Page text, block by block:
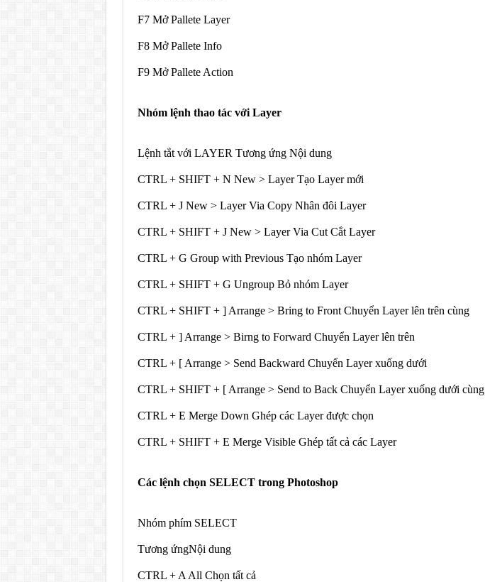
F7 Mở Pallete Layer
F8 Mở Pallete Info
F9 Mở Pallete Action
Nhóm lệnh thao tác với Layer
Lệnh tắt với LAYER Tương ứng Nội dung
CTRL + SHIFT + N New > Layer Tạo Layer mới
CTRL + J New > Layer Via Copy Nhân đôi Layer
CTRL + SHIFT + J New > Layer Via Cut Cắt Layer
CTRL + G Group with Previous Tạo nhóm Layer
CTRL + SHIFT + G Ungroup Bỏ nhóm Layer
CTRL + SHIFT + ] Arrange > Bring to Front Chuyển Layer lên trên cùng
CTRL + ] Arrange > Birng to Forward Chuyển Layer lên trên
CTRL + [ Arrange > Send Backward Chuyển Layer xuống dưới
CTRL + SHIFT + [ Arrange > Send to Back Chuyển Layer xuống dưới cùng
CTRL + E Merge Down Ghép các Layer được chọn
CTRL + SHIFT + E Merge Visible Ghép tất cả các Layer
Các lệnh chọn SELECT trong Photoshop
Nhóm phím SELECT
Tương ứngNội dung
CTRL + A All Chọn tất cả